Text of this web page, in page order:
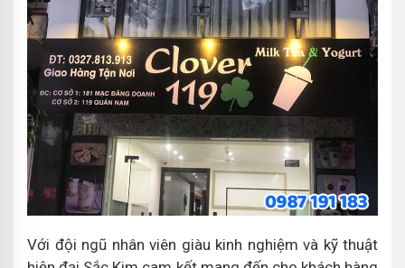
Với đội ngũ nhân viên giàu kinh nghiệm và kỹ thuật